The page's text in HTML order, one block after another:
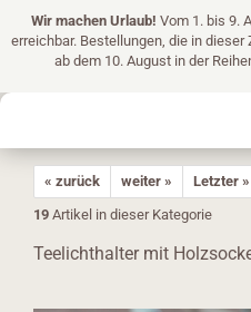
Wir machen Urlaub! Vom 1. bis 9.
erreichbar. Bestellungen, die in
ab dem 10. August in der
« zurück weiter »
Letzter »
19 Artikel in dieser Kategorie
Teelichthalter mit